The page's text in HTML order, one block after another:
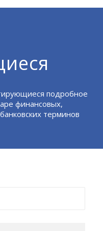
подробное
финансовых,
терминов